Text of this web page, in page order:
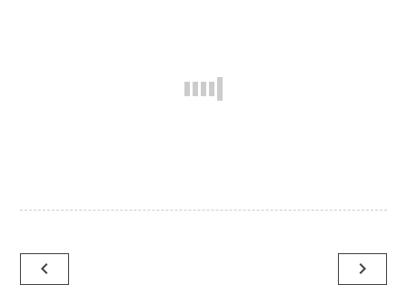
Beitragsnavigation
navigate_before navigate_next